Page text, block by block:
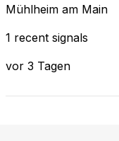
Mühlheim am Main
1 recent signals
vor 3 Tagen